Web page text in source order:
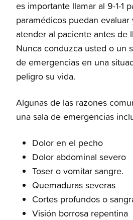
es importante llamar al 9-1-1
paramédicos puedan
atender al paciente antes de
Nunca conduzca usted o un
de emergencias en una
peligro su vida.
Algunas de las razones
una sala de emergencias
Dolor en el pecho
Dolor abdominal severo
Toser o vomitar sangre.
Quemaduras severas
Cortes profundos o
Visión borrosa repentina